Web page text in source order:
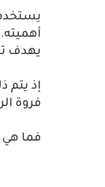
أهميته.
يهدف
إذ يتم
فروة
فما هي